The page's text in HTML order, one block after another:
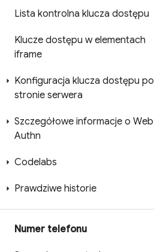
Lista kontrolna klucza dostępu
Klucze dostępu w elementach
iframe
Konfiguracja klucza dostępu po
stronie serwera
Szczegółowe informacje o Web
Authn
Codelabs
Prawdziwe historie
Numer telefonu